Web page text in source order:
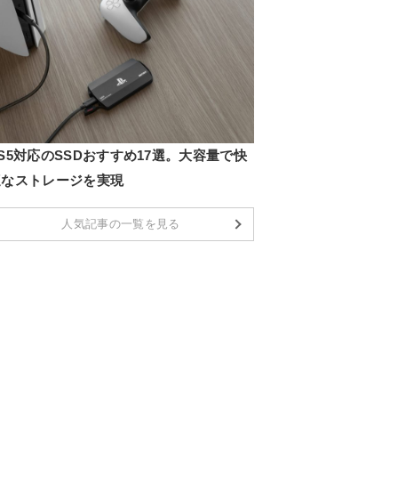
対応のSSDおすすめ17選。大容量で快
ストレージを実現
人気記事の一覧を見る